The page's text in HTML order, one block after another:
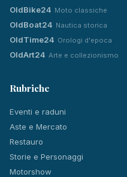
OldBike24 Moto classiche
OldBoat24 Nautica storica
OldTime24 Orologi d'epoca
OldArt24 Arte e collezionismo
Rubriche
Eventi e raduni
Aste e Mercato
Restauro
Storie e Personaggi
Motorshow